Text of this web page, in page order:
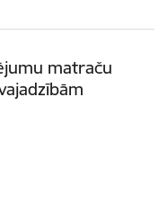
matraču